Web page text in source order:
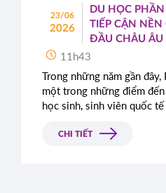
23/06
2026
DU HỌC
TIẾP CẬN
ĐẦU CHÂU ÂU
TRIỂN TOÀN
11h43
Trong những năm gần đây,
một trong những điểm
học sinh, sinh viên quốc
quốc gia Bắc Âu này còn
CHI TIẾT